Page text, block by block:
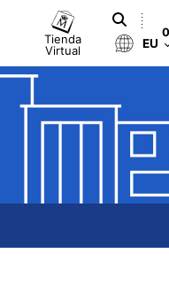
Tienda
Virtual
EU